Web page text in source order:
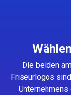
Die beiden
Friseurlogos
Unternehmens